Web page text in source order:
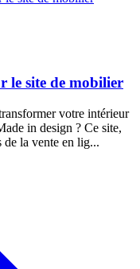
le site de mobilier
votre intérieur
in design ? Ce site,
de la vente en lig...